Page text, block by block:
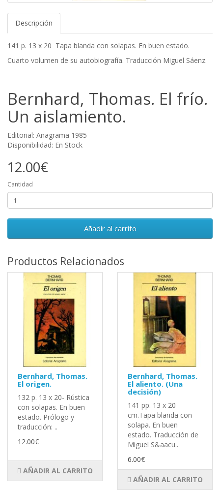
Descripción
141 p. 13 x 20 Tapa blanda con solapas. En buen estado.
Cuarto volumen de su autobiografía. Traducción Miguel Sáenz.
Bernhard, Thomas. El frío.
Un aislamiento.
Editorial: Anagrama 1985
Disponibilidad: En Stock
12.00€
Cantidad
Añadir al carrito
Productos Relacionados
Bernhard, Thomas.
El origen.
132 p. 13 x 20- Rústica
con solapas. En buen
estado. Prólogo y
traducción: ..
12.00€
AÑADIR AL CARRITO
Bernhard, Thomas.
El aliento. (Una
decisión)
141 pp. 13 x 20
cm.Tapa blanda con
solapa. En buen
estado. Traducción de
Miguel S&aacu..
6.00€
AÑADIR AL CARRITO